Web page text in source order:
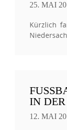
25. MAI
Kürzlich
N DER
12. MAI